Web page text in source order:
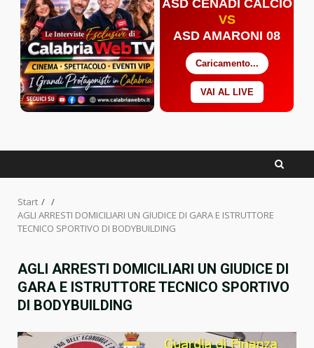
ASD CENADI CALCIO
VS
ASD AMARONI 08
Caricamento...
VAI AL LIVE
Start
AGLI ARRESTI DOMICILIARI UN GIUDICE DI GARA E ISTRUTTORE
TECNICO SPORTIVO DI BODYBUILDING
AGLI ARRESTI DOMICILIARI UN GIUDICE DI
GARA E ISTRUTTORE TECNICO SPORTIVO
DI BODYBUILDING